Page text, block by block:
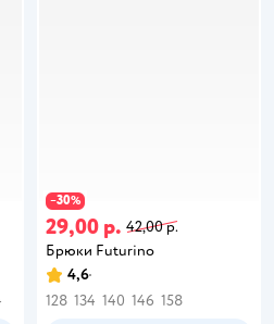
−30%
29,00 р. 42,00 р.
Брюки Futurino
4,6
128 134 140 146 158